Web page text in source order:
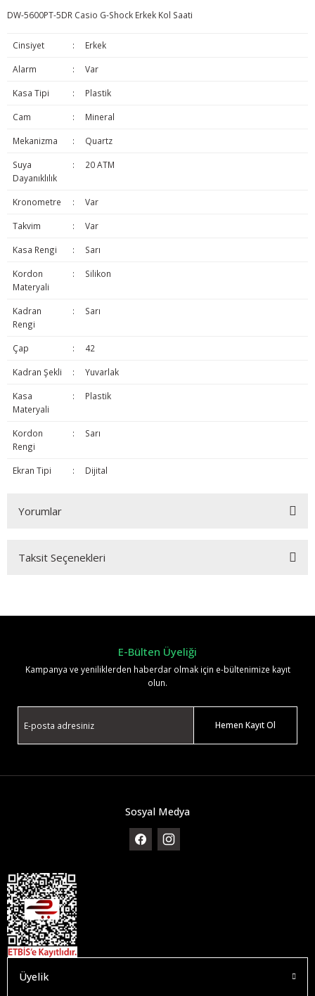
DW-5600PT-5DR Casio G-Shock Erkek Kol Saati
Cinsiyet : Erkek
Alarm : Var
Kasa Tipi : Plastik
Cam : Mineral
Mekanizma : Quartz
Suya
Dayanıklılık
: 20 ATM
Kronometre : Var
Takvim : Var
Kasa Rengi : Sarı
Kordon
Materyali
: Silikon
Kadran
Rengi
: Sarı
Çap : 42
Kadran Şekli : Yuvarlak
Kasa
Materyali
: Plastik
Kordon
Rengi
: Sarı
Ekran Tipi : Dijital
Yorumlar
Taksit Seçenekleri
E-Bülten Üyeliği
Kampanya ve yeniliklerden haberdar olmak için e-bültenimize kayıt
olun.
Hemen Kayıt Ol
Sosyal Medya
Üyelik